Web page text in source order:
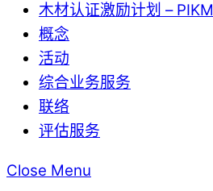
木材认证激励计划 – PIKM
概念
活动
综合业务服务
联络
评估服务
Close Menu